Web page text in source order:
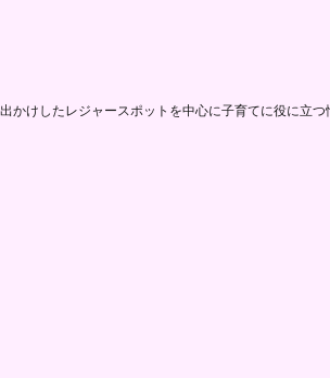
かけしたレジャースポットを中心に子育てに役に立